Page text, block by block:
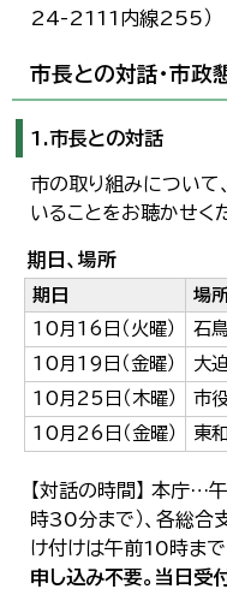
24-2111内線255）
市長との対話・市政
1.市長との対話
市の取り組みについて
いることをお聴かせく
期日、場所
期日
場
10月16日（火曜）
石
10月19日（金曜）
大
10月25日（木曜）
市
10月26日（金曜）
東
【対話の時間】 本庁…
時30分まで）、各総
け付けは午前10時まで
申し込み不要。当日受